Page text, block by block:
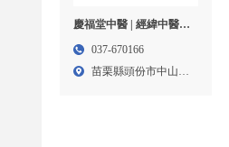
慶福堂中醫 | 經緯中醫診
所-中醫診所,苗栗中醫診
中醫診所
037-670166
苗栗縣頭份市中山路